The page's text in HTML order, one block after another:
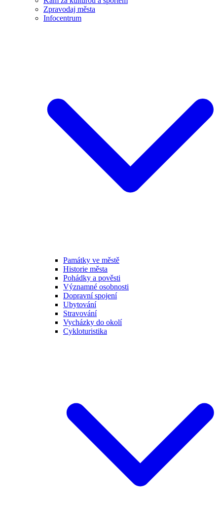
Zpravodaj města
Infocentrum
Památky ve městě
Historie města
Pohádky a pověsti
Významné osobnosti
Dopravní spojení
Ubytování
Stravování
Vycházky do okolí
Cykloturistika